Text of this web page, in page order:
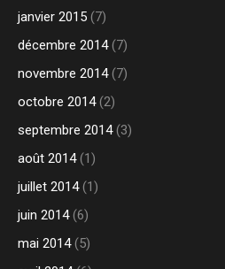
janvier 2015 (7)
décembre 2014(7)
novembre 2014(7)
octobre 2014(2)
septembre 2014(3)
août 2014(1)
juillet 2014(1)
juin 2014(6)
mai 2014(5)